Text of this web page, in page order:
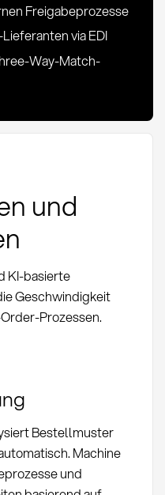
Freigabeprozesse
via EDI
Way-Match-
und
KI-basierte
Geschwindigkeit
Prozessen.
Bestellmuster
Machine
und